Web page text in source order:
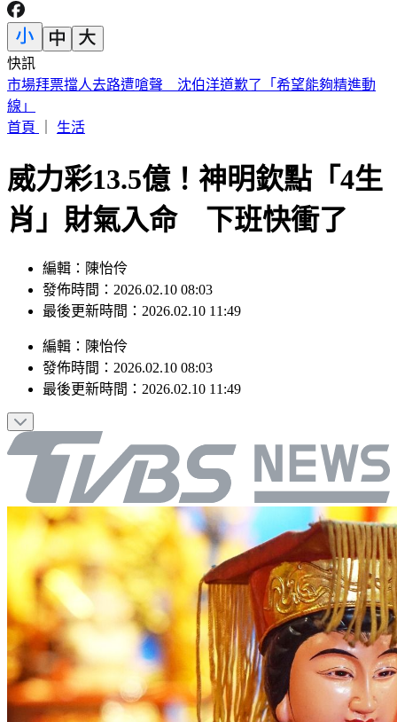
快訊
高雄帥哥公關失聯！房東急進門 驚見他「死亡多時」陳屍屋
內
首頁
生活
威力彩13.5億！神明欽點「4生
肖」財氣入命 下班快衝了
編輯：陳怡伶
發佈時間：2026.02.10 08:03
最後更新時間：2026.02.10 11:49
編輯 ： 陳怡伶
發佈時間： 2026.02.10 08:03
最後更新時間： 2026.02.10 11:49